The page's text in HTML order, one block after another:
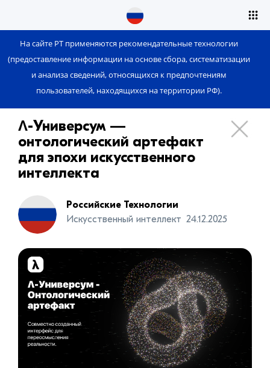
На сайте РТ применяются рекомендательные технологии
(предоставление информации на основе сбора, систематизации
и анализа сведений, относящихся к предпочтениям
пользователей, находящихся на территории РФ).
Λ-Универсум —
онтологический артефакт
для эпохи искусственного
интеллекта
Российские Технологии
Искусственный интеллект 24.12.2025